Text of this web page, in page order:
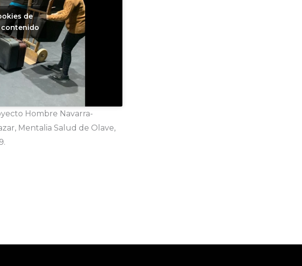
de
contenido
Hombre Navarra-
Mentalia Salud de Olave,